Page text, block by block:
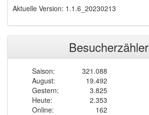
Aktuelle Version: 1.1.6_20230213
Besucherzähler
Saison:
321.088
August:
19.492
Gestern:
3.825
Heute:
2.353
Online:
162